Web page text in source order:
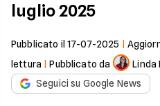
luglio 2025
Pubblicato il 17-07-2025
lettura |Pubblicato da
Linda
Seguici su Google News